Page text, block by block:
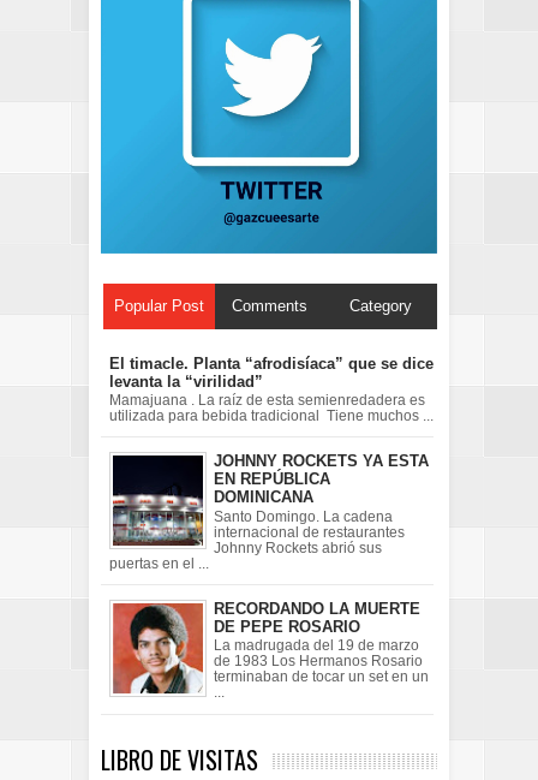
Popular Post Comments Category
El timacle. Planta “afrodisíaca” que se dice
levanta la “virilidad”
Mamajuana . La raíz de esta semienredadera es
utilizada para bebida tradicional Tiene muchos ...
JOHNNY ROCKETS YA ESTA
EN REPÚBLICA
DOMINICANA
Santo Domingo. La cadena
internacional de restaurantes
Johnny Rockets abrió sus
puertas en el ...
RECORDANDO LA MUERTE
DE PEPE ROSARIO
La madrugada del 19 de marzo
de 1983 Los Hermanos Rosario
terminaban de tocar un set en un
...
LIBRO DE VISITAS